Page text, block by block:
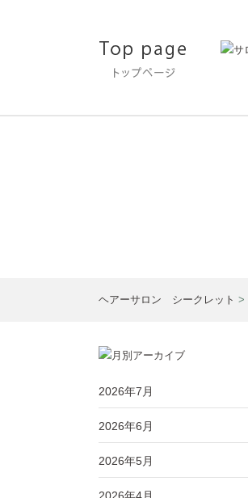
ヘアーサロン シークレット >
2026年7月
2026年6月
2026年5月